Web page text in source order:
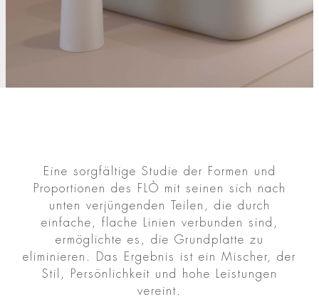
Eine sorgfältige Studie der Formen und
Proportionen des FLÒ mit seinen sich nach
unten verjüngenden Teilen, die durch
einfache, flache Linien verbunden sind,
ermöglichte es, die Grundplatte zu
eliminieren. Das Ergebnis ist ein Mischer, der
Stil, Persönlichkeit und hohe Leistungen
vereint.